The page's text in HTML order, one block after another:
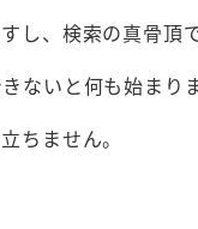
し、検索の真骨頂
ないと何も始まり
ちません。